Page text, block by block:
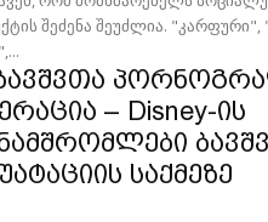
შეძენა შეუძლია. "კარფური",
– Disney-ის
საქმეზე